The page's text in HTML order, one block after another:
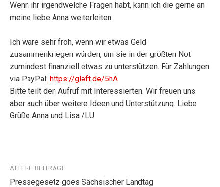
Wenn ihr irgendwelche Fragen habt, kann ich die gerne an
meine liebe Anna weiterleiten.
Ich wäre sehr froh, wenn wir etwas Geld
zusammenkriegen würden, um sie in der größten Not
zumindest finanziell etwas zu unterstützen. Für Zahlungen
via PayPal: https://gleft.de/5hA
Bitte teilt den Aufruf mit Interessierten. Wir freuen uns
aber auch über weitere Ideen und Unterstützung. Liebe
Grüße Anna und Lisa /LU
Beitragsnavigation
ÄLTERE BEITRÄGE
Pressegesetz goes Sächsischer Landtag